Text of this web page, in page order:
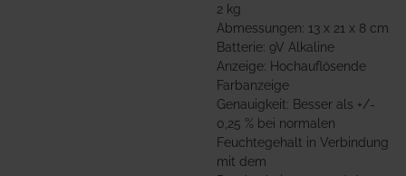
2 kg
Abmessungen: 13 x 21 x 8 cm
Batterie: 9V Alkaline
Anzeige: Hochauflösende
Farbanzeige
Genauigkeit: Besser als +/-
0,25 % bei normalen
Feuchtegehalt in Verbindung
mit dem